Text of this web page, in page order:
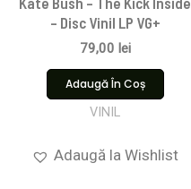
– Disc Vinil LP VG+
79,00 lei
Adaugă În Coș
VINIL
Adaugă la Wishlist